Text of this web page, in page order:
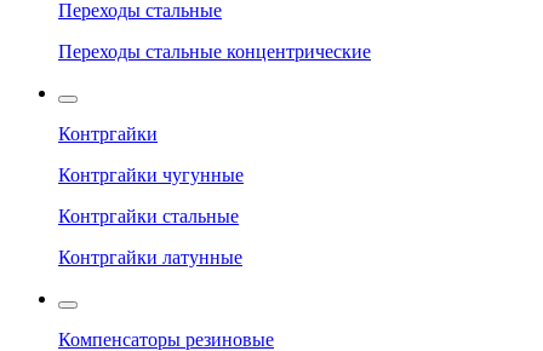
Переходы стальные
Переходы стальные концентрические
Контргайки
Контргайки чугунные
Контргайки стальные
Контргайки латунные
Компенсаторы резиновые